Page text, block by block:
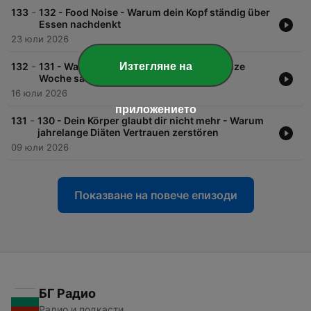
133 - 132 - Food Noise - Warum dein Kopf ständig über
Essen nachdenkt
23 юли 2026
132 - 131 - Warum dein Wochenende deine ganze
Woche sabotiert
16 юли 2026
131 - 130 - Dein Körper glaubt dir nicht mehr - Warum
jahrelange Diäten Vertrauen zerstören
09 юли 2026
Показване на повече епизоди
БГ Радио
Изтегляне на
приложението